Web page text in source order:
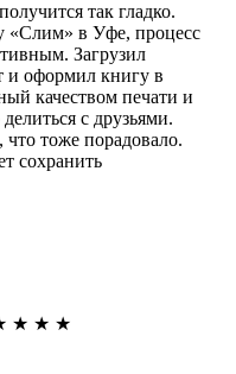
так гладко.
«Слим» в Уфе, процесс
Загрузил
и оформил книгу в
качеством печати и
с друзьями.
тоже порадовало.
сохранить
★ ★ ★